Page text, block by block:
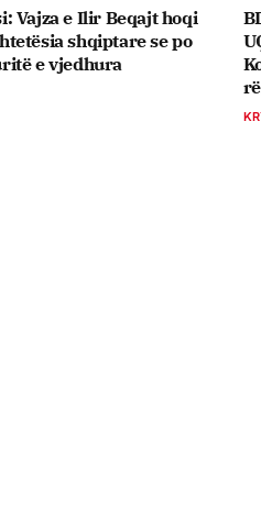
Vajza e Ilir Beqajt hoqi
shqiptare se po
e vjedhura